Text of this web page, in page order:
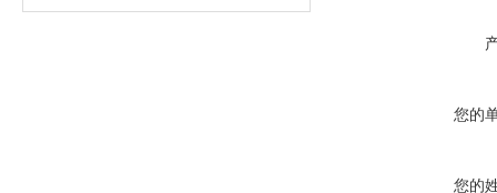
您的
您的